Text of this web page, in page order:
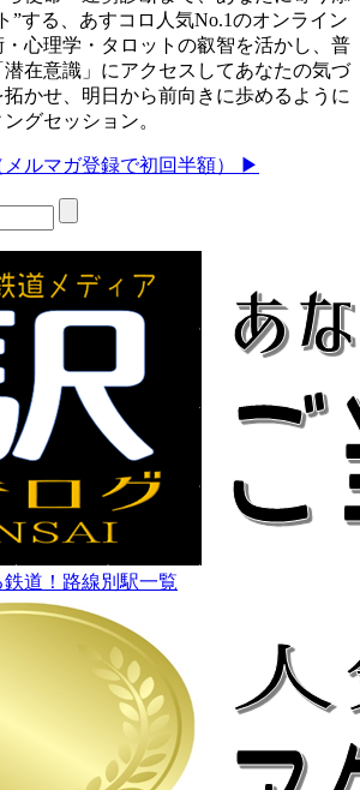
”する、あすコロ人気No.1のオンライン
心理学・タロットの叡智を活かし、普
在意識」にアクセスしてあなたの気づ
かせ、明日から前向きに歩めるように
グセッション。
ルマガ登録で初回半額） ▶